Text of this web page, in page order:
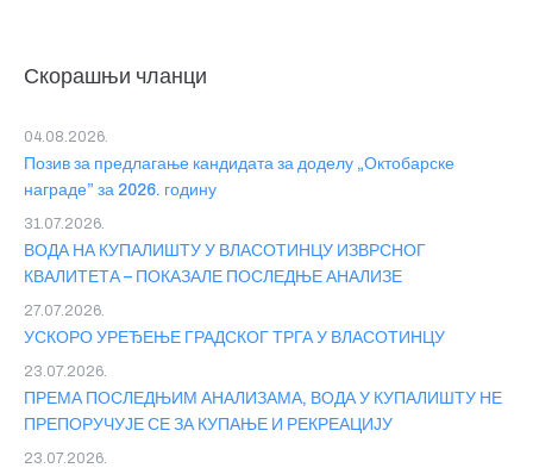
Скорашњи чланци
Позив за предлагање кандидата за доделу „Октобарске
награде” за 2026. годину
04.08.2026.
ВОДА НА КУПАЛИШТУ У ВЛАСОТИНЦУ ИЗВРСНОГ
КВАЛИТЕТА – ПОКАЗАЛЕ ПОСЛЕДЊЕ АНАЛИЗЕ
31.07.2026.
УСКОРО УРЕЂЕЊЕ ГРАДСКОГ ТРГА У ВЛАСОТИНЦУ
27.07.2026.
ПРЕМА ПОСЛЕДЊИМ АНАЛИЗАМА, ВОДА У КУПАЛИШТУ НЕ
ПРЕПОРУЧУЈЕ СЕ ЗА КУПАЊЕ И РЕКРЕАЦИЈУ
23.07.2026.
23.07.2026.